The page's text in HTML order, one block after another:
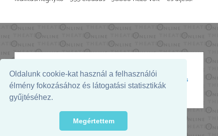
Oldalunk cookie-kat használ a felhasználói
élmény fokozásához és látogatási statisztikák
gyűjtéséhez.
Megértettem
Az oldal megjelenését támogatja:
© 2026. - THEATER Online -theater.hu